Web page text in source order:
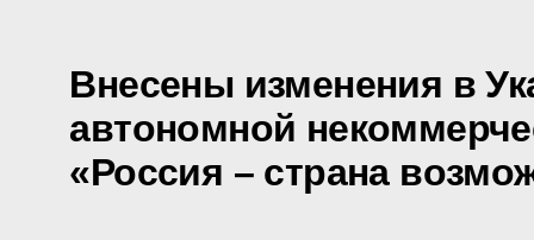
Внесены изменения в
автономной
«Россия – страна